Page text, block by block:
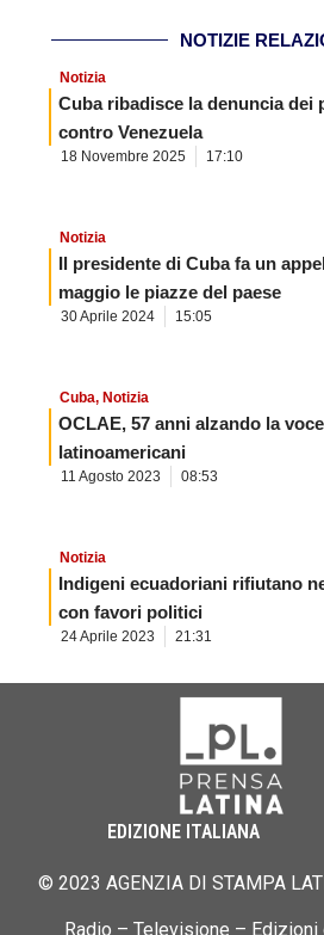
NOTIZIE
Notizia
Cuba ribadisce la denuncia dei
contro Venezuela
18 Novembre 2025 17:10
Notizia
Il presidente di Cuba fa un
maggio le piazze del paese
30 Aprile 2024 15:05
Cuba, Notizia
OCLAE, 57 anni alzando la
latinoamericani
11 Agosto 2023 08:53
Notizia
Indigeni ecuadoriani rifiutano
con favori politici
24 Aprile 2023 21:31
EDIZIONE ITALIANA
© 2023 AGENZIA DI STAMPA
Radio – Televisione –